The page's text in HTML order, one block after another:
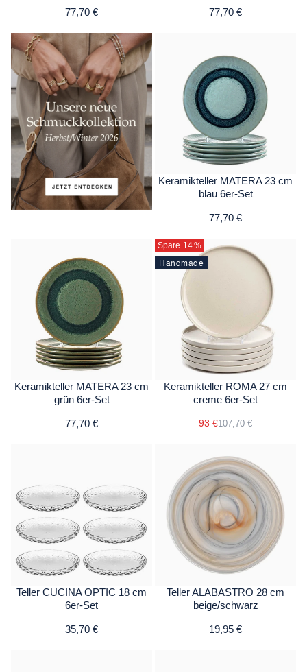
77,70 € 77,70 €
Keramikteller MATERA 23 cm
blau 6er-Set
77,70 €
Keramikteller MATERA 23 cm
grün 6er-Set
77,70 €
Spare 14%
Handmade
Keramikteller ROMA 27 cm
creme 6er-Set
93 €107,70 €
Teller CUCINA OPTIC 18 cm
6er-Set
35,70 €
Teller ALABASTRO 28 cm
beige/schwarz
19,95 €